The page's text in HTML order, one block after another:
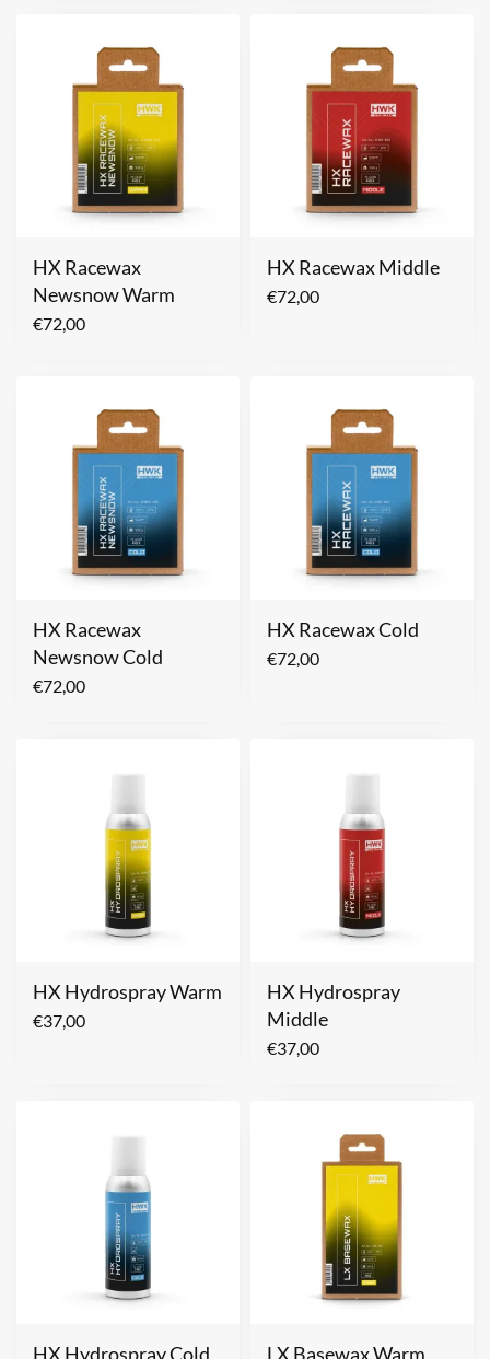
HX Racewax
Newsnow Warm
€72,00
HX Racewax Middle
€72,00
HX Racewax
Newsnow Cold
€72,00
HX Racewax Cold
€72,00
HX Hydrospray Warm
€37,00
HX Hydrospray
Middle
€37,00
HX Hydrospray Cold LX Basewax Warm